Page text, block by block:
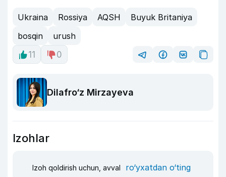
Ukraina Rossiya AQSH
Buyuk Britaniya
bosqin
urush
11
0
Dilafro‘z Mirzayeva
Izohlar
Izoh qoldirish uchun, avval ro‘yxatdan o‘ting